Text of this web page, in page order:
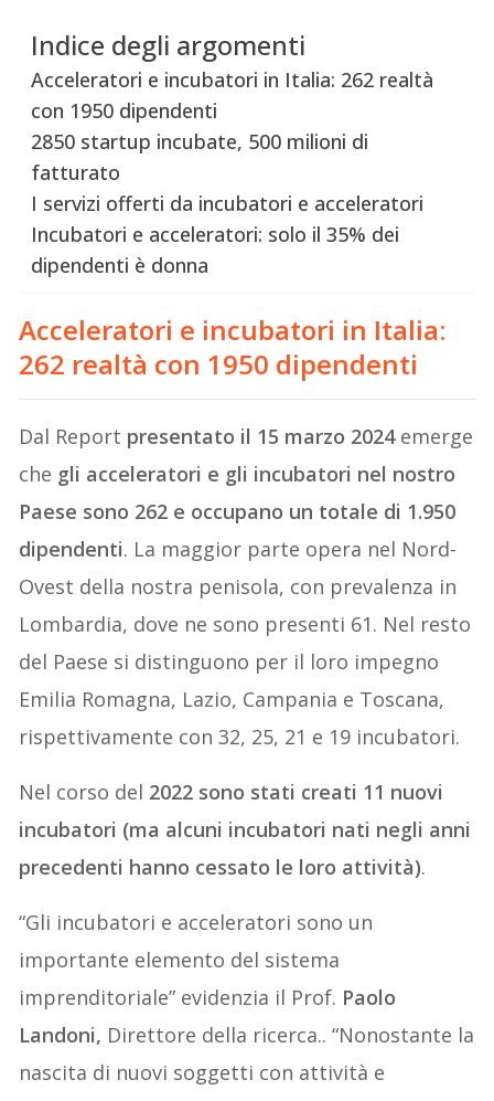
Indice degli argomenti
Acceleratori e incubatori in Italia: 262 realtà
con 1950 dipendenti
2850 startup incubate, 500 milioni di
fatturato
I servizi offerti da incubatori e acceleratori
Incubatori e acceleratori: solo il 35% dei
dipendenti è donna
Acceleratori e incubatori in Italia:
262 realtà con 1950 dipendenti
Dal Report presentato il 15 marzo 2024emerge
che gli acceleratori e gli incubatori nel nostro
Paese sono 262 e occupano un totale di 1.950
dipendenti. La maggior parte opera nel Nord-
Ovest della nostra penisola, con prevalenza in
Lombardia, dove ne sono presenti 61. Nel resto
del Paese si distinguono per il loro impegno
Emilia Romagna, Lazio, Campania e Toscana,
rispettivamente con 32, 25, 21 e 19 incubatori.
Nel corso del 2022 sono stati creati 11 nuovi
incubatori (ma alcuni incubatori nati negli anni
precedenti hanno cessato le loro attività).
“Gli incubatori e acceleratori sono un
importante elemento del sistema
imprenditoriale” evidenzia il Prof. Paolo
Landoni, Direttore della ricerca.. “Nonostante la
nascita di nuovi soggetti con attività e